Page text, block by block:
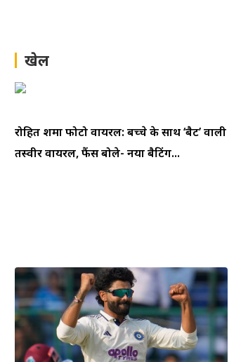
खेल
रोहित शर्मा फोटो वायरल: बच्चे के साथ ‘बैट’ वाली
तस्वीर वायरल, फैंस बोले- नया बैटिंग...